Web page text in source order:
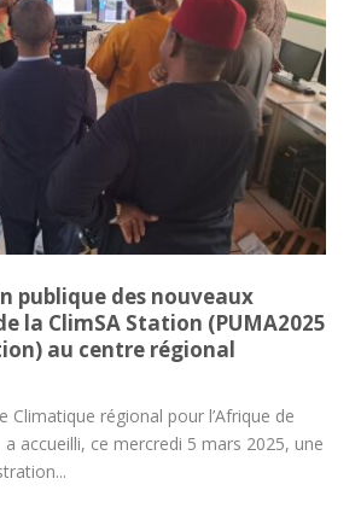
publique des nouveaux
la ClimSA Station (PUMA2025
au centre régional
Climatique régional pour l’Afrique de
a accueilli, ce mercredi 5 mars 2025, une